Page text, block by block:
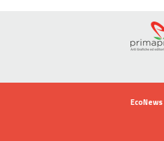
EcoNews